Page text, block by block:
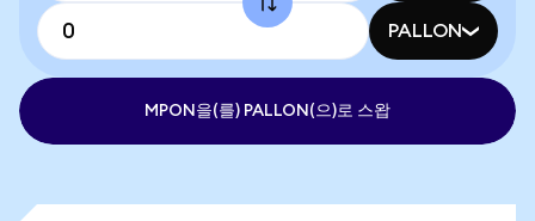
PALLON
MPON을(를) PALLON(으)로 스왑